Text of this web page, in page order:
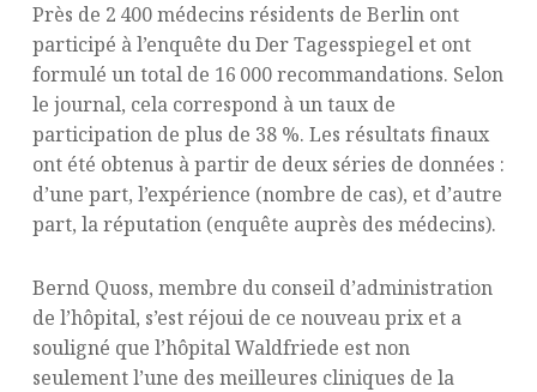
Près de 2 400 médecins résidents de Berlin ont
participé à l’enquête du Der Tagesspiegel et ont
formulé un total de 16 000 recommandations. Selon
le journal, cela correspond à un taux de
participation de plus de 38 %. Les résultats finaux
ont été obtenus à partir de deux séries de données :
d’une part, l’expérience (nombre de cas), et d’autre
part, la réputation (enquête auprès des médecins).
Bernd Quoss, membre du conseil d’administration
de l’hôpital, s’est réjoui de ce nouveau prix et a
souligné que l’hôpital Waldfriede est non
seulement l’une des meilleures cliniques de la